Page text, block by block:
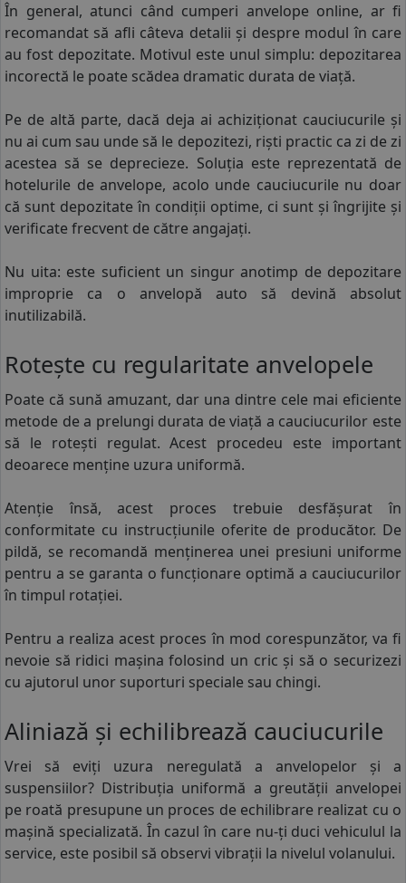
În general, atunci când cumperi anvelope online, ar fi
recomandat să afli câteva detalii și despre modul în care
au fost depozitate. Motivul este unul simplu: depozitarea
incorectă le poate scădea dramatic durata de viață.
Pe de altă parte, dacă deja ai achiziționat cauciucurile și
nu ai cum sau unde să le depozitezi, riști practic ca zi de zi
acestea să se deprecieze. Soluția este reprezentată de
hotelurile de anvelope, acolo unde cauciucurile nu doar
că sunt depozitate în condiții optime, ci sunt și îngrijite și
verificate frecvent de către angajați.
Nu uita: este suficient un singur anotimp de depozitare
improprie ca o anvelopă auto să devină absolut
inutilizabilă.
Rotește cu regularitate anvelopele
Poate că sună amuzant, dar una dintre cele mai eficiente
metode de a prelungi durata de viață a cauciucurilor este
să le rotești regulat. Acest procedeu este important
deoarece menține uzura uniformă.
Atenție însă, acest proces trebuie desfășurat în
conformitate cu instrucțiunile oferite de producător. De
pildă, se recomandă menținerea unei presiuni uniforme
pentru a se garanta o funcționare optimă a cauciucurilor
în timpul rotației.
Pentru a realiza acest proces în mod corespunzător, va fi
nevoie să ridici mașina folosind un cric și să o securizezi
cu ajutorul unor suporturi speciale sau chingi.
Aliniază și echilibrează cauciucurile
Vrei să eviți uzura neregulată a anvelopelor și a
suspensiilor? Distribuția uniformă a greutății anvelopei
pe roată presupune un proces de echilibrare realizat cu o
mașină specializată. În cazul în care nu-ți duci vehiculul la
service, este posibil să observi vibrații la nivelul volanului.